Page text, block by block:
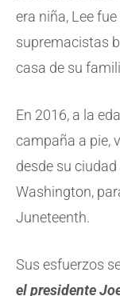
era niña, Lee
supremacistas
casa de su
En 2016, a la
campaña a pie,
desde su
Washington,
Juneteenth.
Sus esfuerzos
el presidente